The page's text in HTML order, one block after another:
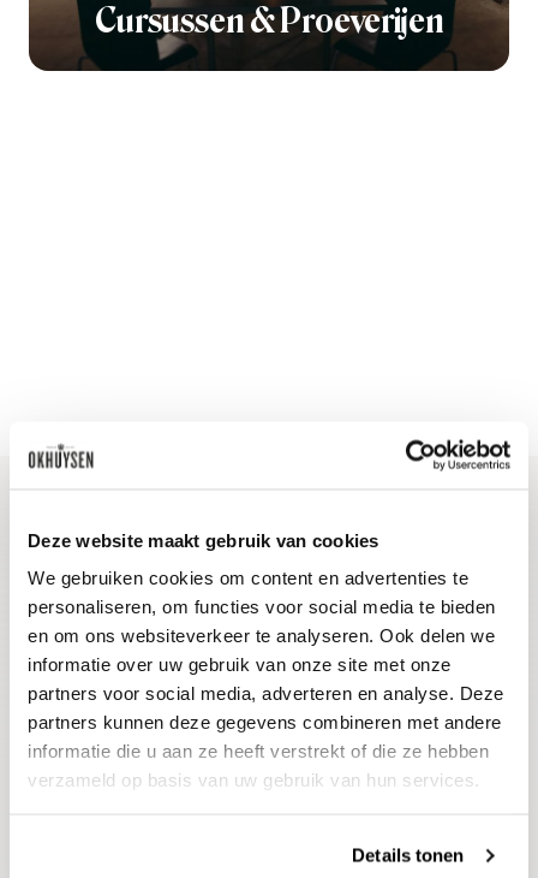
Deze website maakt gebruik van cookies
We gebruiken cookies om content en advertenties te
personaliseren, om functies voor social media te bieden
en om ons websiteverkeer te analyseren. Ook delen we
informatie over uw gebruik van onze site met onze
partners voor social media, adverteren en analyse. Deze
partners kunnen deze gegevens combineren met andere
informatie die u aan ze heeft verstrekt of die ze hebben
verzameld op basis van uw gebruik van hun services.
Details tonen
Cursussen & Proeverijen
Blijf op de hoogte
Ontvang het laatste wijnnieuws, proeverijen en
evenementen
E-mailadres
Aanmelden